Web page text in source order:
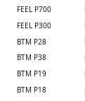
FEEL P700
FEEL P300
BTM P28
BTM P38
BTM P19
BTM P18